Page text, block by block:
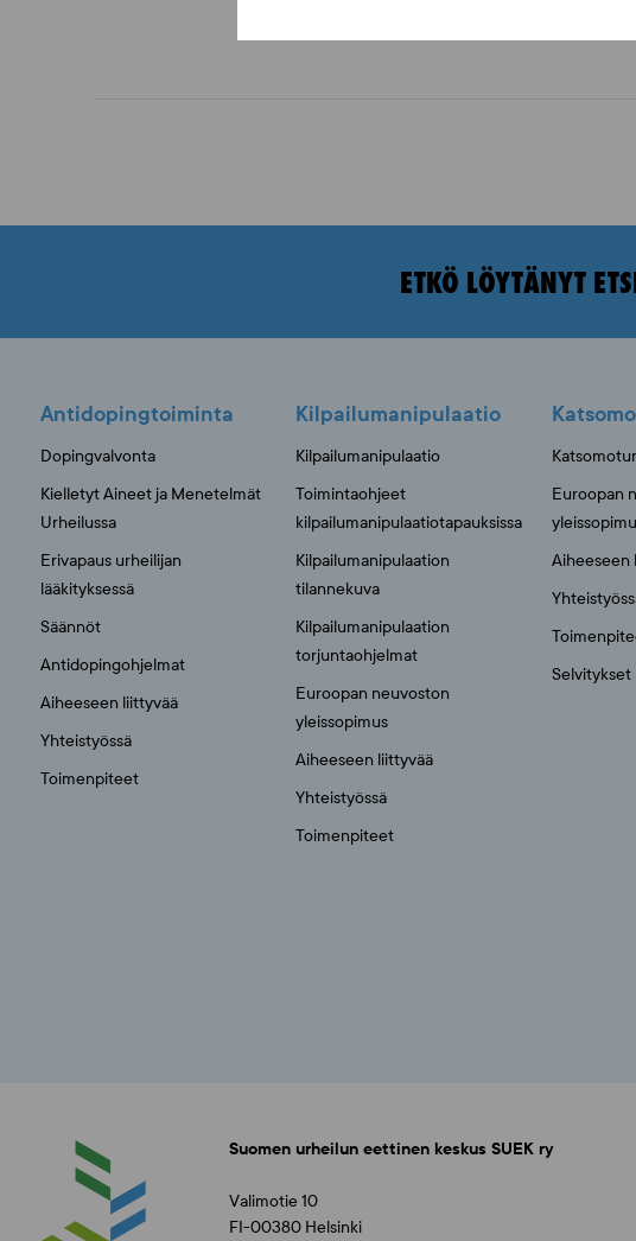
ETKÖ LÖYTÄNYT
Antidopingtoiminta
Dopingvalvonta
Kielletyt Aineet ja Menetelmät
Urheilussa
Erivapaus urheilijan
lääkityksessä
Säännöt
Antidopingohjelmat
Aiheeseen liittyvää
Yhteistyössä
Toimenpiteet
Kilpailumanipulaatio
Kilpailumanipulaatio
Toimintaohjeet
kilpailumanipulaatiotapauksissa
Kilpailumanipulaation
tilannekuva
Kilpailumanipulaation
torjuntaohjelmat
Euroopan neuvoston
yleissopimus
Aiheeseen liittyvää
Yhteistyössä
Toimenpiteet
Euroopan
Aiheeseen
Selvitykset
Suomen urheilun eettinen keskus SUEK ry
Valimotie 10
FI-00380 Helsinki